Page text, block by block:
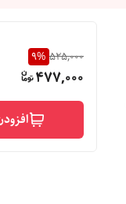
525,000
9%
477,000